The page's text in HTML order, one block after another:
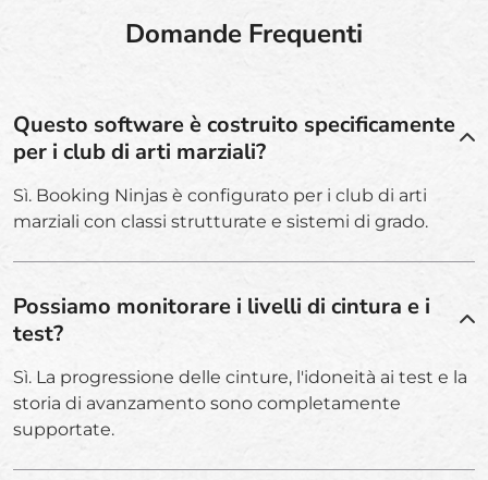
Domande Frequenti
Questo software è costruito specificamente
per i club di arti marziali?
Sì. Booking Ninjas è configurato per i club di arti
marziali con classi strutturate e sistemi di grado.
Possiamo monitorare i livelli di cintura e i
test?
Sì. La progressione delle cinture, l'idoneità ai test e la
storia di avanzamento sono completamente
supportate.